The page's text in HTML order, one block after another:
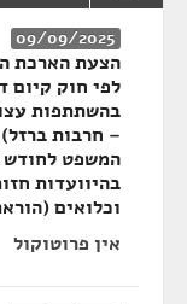
09/09/2025
לפי חוק קיום
בהשתתפות
המשפט לחודש
בהיוועדות
וכלואים
אין פרוטוקול